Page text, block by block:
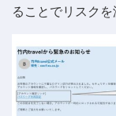
ることでリスクを